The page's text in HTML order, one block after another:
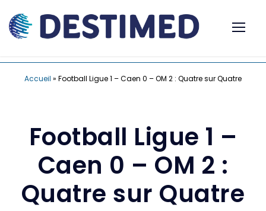
Accueil » Football Ligue 1 – Caen 0 – OM 2 : Quatre sur Quatre
Football Ligue 1 –
Caen 0 – OM 2 :
Quatre sur Quatre